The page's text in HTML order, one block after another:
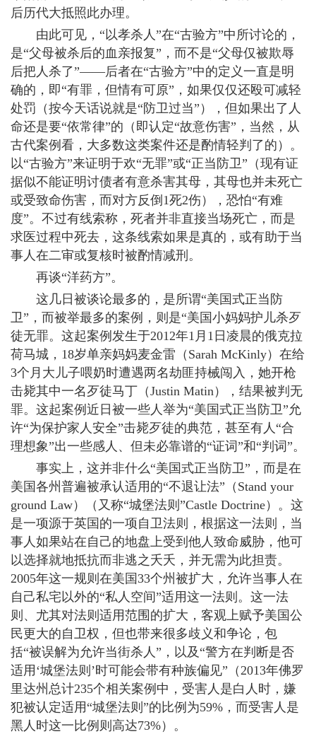
后历代大抵照此办理。
由此可见，“以孝杀人”在“古验方”中所讨论的，
是“父母被杀后的血亲报复”，而不是“父母仅被欺辱
后把人杀了”——后者在“古验方”中的定义一直是明
确的，即“有罪，但情有可原”，如果仅仅还殴可减轻
处罚（按今天话说就是“防卫过当”），但如果出了人
命还是要“依常律”的（即认定“故意伤害”，当然，从
古代案例看，大多数这类案件还是酌情轻判了的）。
以“古验方”来证明于欢“无罪”或“正当防卫”（现有证
据似不能证明讨债者有意杀害其母，其母也并未死亡
或受致命伤害，而对方反倒1死2伤），恐怕“有难
度”。不过有线索称，死者并非直接当场死亡，而是
求医过程中死去，这条线索如果是真的，或有助于当
事人在二审或复核时被酌情减刑。
再谈“洋药方”。
这几日被谈论最多的，是所谓“美国式正当防
卫”，而被举最多的案例，则是“美国小妈妈护儿杀歹
徒无罪。这起案例发生于2012年1月1日凌晨的俄克拉
荷马城，18岁单亲妈妈麦金雷（Sarah McKinly）在给
3个月大儿子喂奶时遭遇两名劫匪持械闯入，她开枪
击毙其中一名歹徒马丁（Justin Matin），结果被判无
罪。这起案例近日被一些人举为“美国式正当防卫”允
许“为保护家人安全”击毙歹徒的典范，甚至有人“合
理想象”出一些感人、但未必靠谱的“证词”和“判词”。
事实上，这并非什么“美国式正当防卫”，而是在
美国各州普遍被承认适用的“不退让法”（Stand your
ground Law）（又称“城堡法则”Castle Doctrine）。这
是一项源于英国的一项自卫法则，根据这一法则，当
事人如果站在自己的地盘上受到他人致命威胁，他可
以选择就地抵抗而非逃之夭夭，并无需为此担责。
2005年这一规则在美国33个州被扩大，允许当事人在
自己私宅以外的“私人空间”适用这一法则。这一法
则、尤其对法则适用范围的扩大，客观上赋予美国公
民更大的自卫权，但也带来很多歧义和争论，包
括“被误解为允许当街杀人”，以及“警方在判断是否
适用‘城堡法则’时可能会带有种族偏见”（2013年佛罗
里达州总计235个相关案例中，受害人是白人时，嫌
犯被认定适用“城堡法则”的比例为59%，而受害人是
黑人时这一比例则高达73%）。